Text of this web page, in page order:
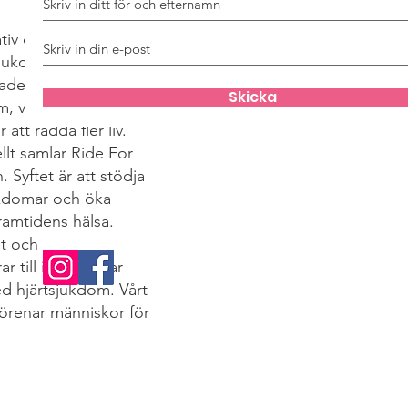
och cykelevent
hjärtstopp
av föräldrar
vilket blev
att rädda fler liv.
samlar Ride For
Syftet är att stödja
och öka
hälsa.
och
till insamlingar
hjärtsjukdom. Vårt
människor för
Skicka